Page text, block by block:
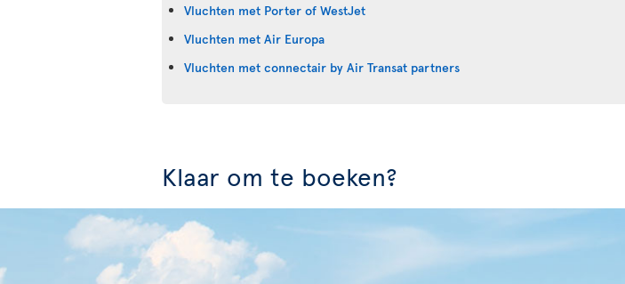
Vluchten met Porter of WestJet
Vluchten met Air Europa
Vluchten met connectair by Air Transat partners
Klaar om te boeken?